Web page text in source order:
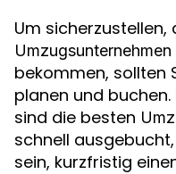
Um sicherzustellen,
Umzugsunternehmen
bekommen, sollten
planen und
sind die besten
schnell
sein, kurzfristig